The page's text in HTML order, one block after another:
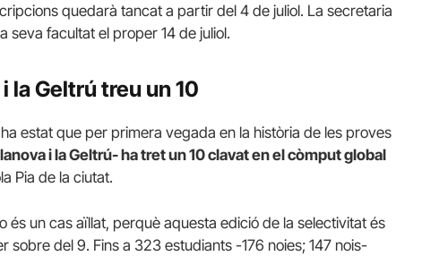
quedarà tancat a partir del 4 de juliol. La secretaria
seva facultat el proper 14 de juliol.
la Geltrú treu un 10
estat que per primera vegada en la història de les proves
i la Geltrú- ha tret un 10 clavat en el còmput global
Pia de la ciutat.
és un cas aïllat, perquè aquesta edició de la selectivitat és
del 9. Fins a 323 estudiants -176 noies; 147 nois-